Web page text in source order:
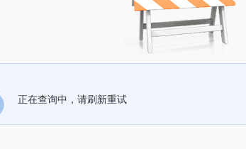
正在查询中，请刷新重试